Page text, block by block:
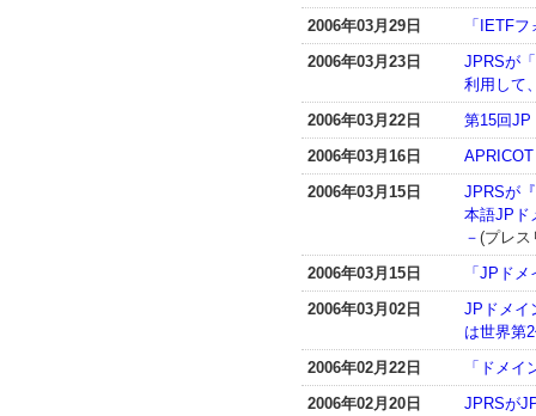
2006年03月29日
「IETF
2006年03月23日
JPRSが
利用して
2006年03月22日
第15回JP
2006年03月16日
2006年03月15日
JPRSが
本語JPド
－(プレス
2006年03月15日
「JPド
2006年03月02日
JPドメイ
は世界第
2006年02月22日
「ドメ
2006年02月20日
JPRSが